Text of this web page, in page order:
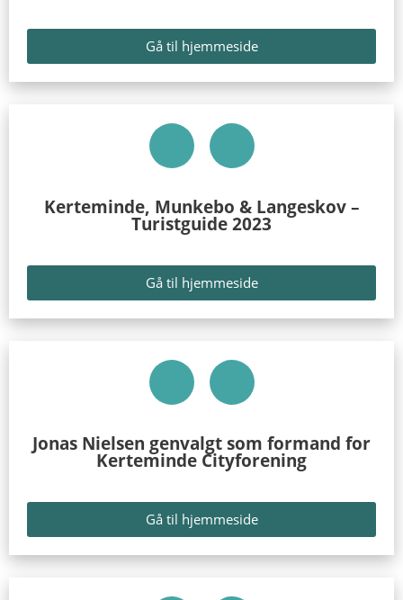
Gå til hjemmeside
Kerteminde, Munkebo & Langeskov –
Turistguide 2023
Gå til hjemmeside
Jonas Nielsen genvalgt som formand for
Kerteminde Cityforening
Gå til hjemmeside